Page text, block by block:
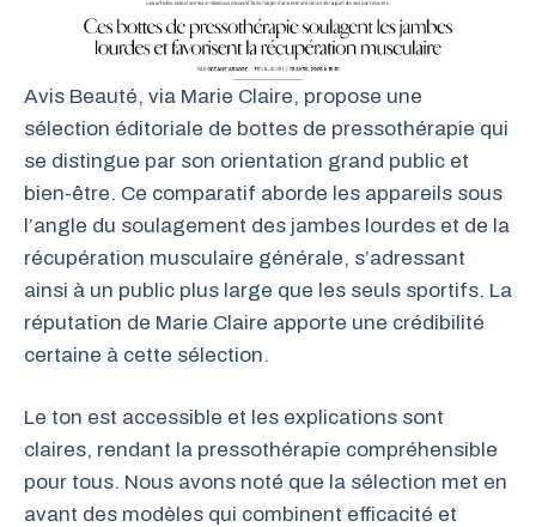
Avis Beauté, via Marie Claire, propose une
sélection éditoriale de bottes de pressothérapie qui
se distingue par son orientation grand public et
bien-être. Ce comparatif aborde les appareils sous
l’angle du soulagement des jambes lourdes et de la
récupération musculaire générale, s’adressant
ainsi à un public plus large que les seuls sportifs. La
réputation de Marie Claire apporte une crédibilité
certaine à cette sélection.
Le ton est accessible et les explications sont
claires, rendant la pressothérapie compréhensible
pour tous. Nous avons noté que la sélection met en
avant des modèles qui combinent efficacité et